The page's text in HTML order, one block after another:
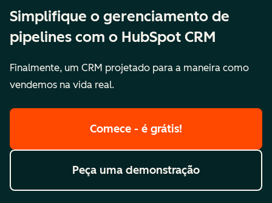
Simplifique o gerenciamento de
pipelines com o HubSpot CRM
Finalmente, um CRM projetado para a maneira como
vendemos na vida real.
Comece - é grátis!
Peça uma demonstração